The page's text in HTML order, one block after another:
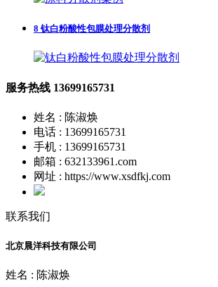
8 钛白粉酸性包膜处理分散剂
服务热线 13699165731
姓名 : 陈淑焕
电话 : 13699165731
手机 : 13699165731
邮箱 : 632133961.com
网址 : https://www.xsdfkj.com
联系我们
北京晨洋科技有限公司
姓名 : 陈淑焕